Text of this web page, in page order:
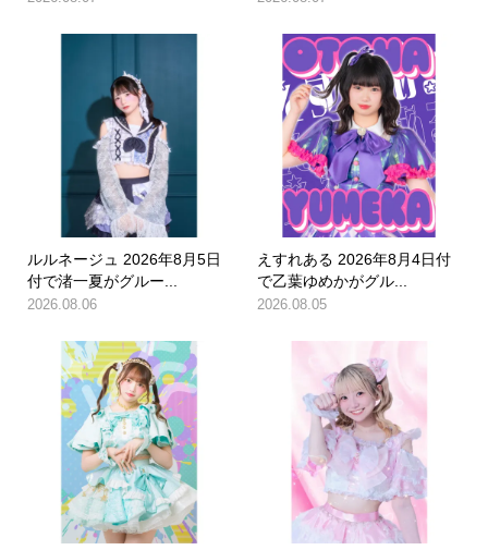
ルルネージュ 2026年8月5日
付で渚一夏がグルー...
2026.08.06
えすれある 2026年8月4日付
で乙葉ゆめかがグル...
2026.08.05